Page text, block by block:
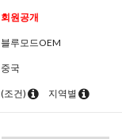
회원공개
블루모드OEM
중국
(조건) 지역별